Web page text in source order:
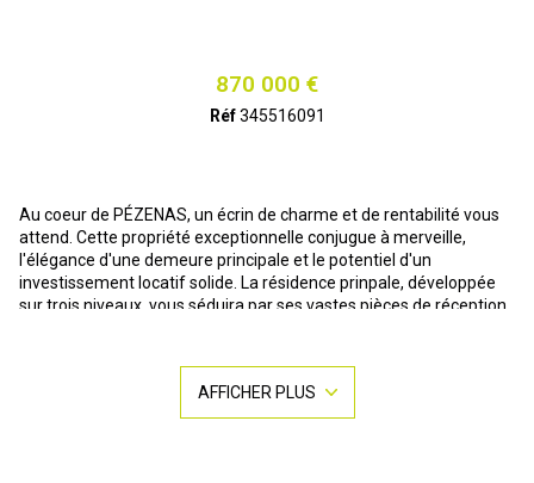
870 000 €
Réf345516091
Au coeur de PÉZENAS, un écrin de charme et de rentabilité vous
attend. Cette propriété exceptionnelle conjugue à merveille,
l'élégance d'une demeure principale et le potentiel d'un
investissement locatif solide. La résidence prinpale, développée
sur trois niveaux, vous séduira par ses vastes pièces de réception
terrasse ensoileillée. Un grand garage ainsi qu'une cave vouté
viennent compléter ce tableau. La partie locative, entièrement
louée, propose trois appartements confortables (2 T3 et 1 T4),
AFFICHER PLUS